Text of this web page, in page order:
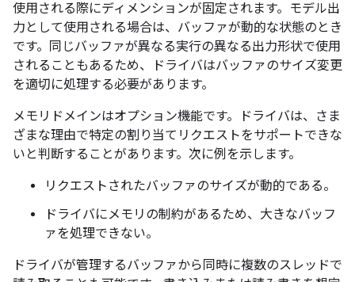
使用される際にディメンションが固定されます。モデル出
力として使用される場合は、バッファが動的な状態のとき
です。同じバッファが異なる実行の異なる出力形状で使用
されることもあるため、ドライバはバッファのサイズ変更
を適切に処理する必要があります。
メモリドメインはオプション機能です。ドライバは、さま
ざまな理由で特定の割り当てリクエストをサポートできな
いと判断することがあります。次に例を示します。
リクエストされたバッファのサイズが動的である。
ドライバにメモリの制約があるため、大きなバッフ
ァを処理できない。
ドライバが管理するバッファから同時に複数のスレッドで